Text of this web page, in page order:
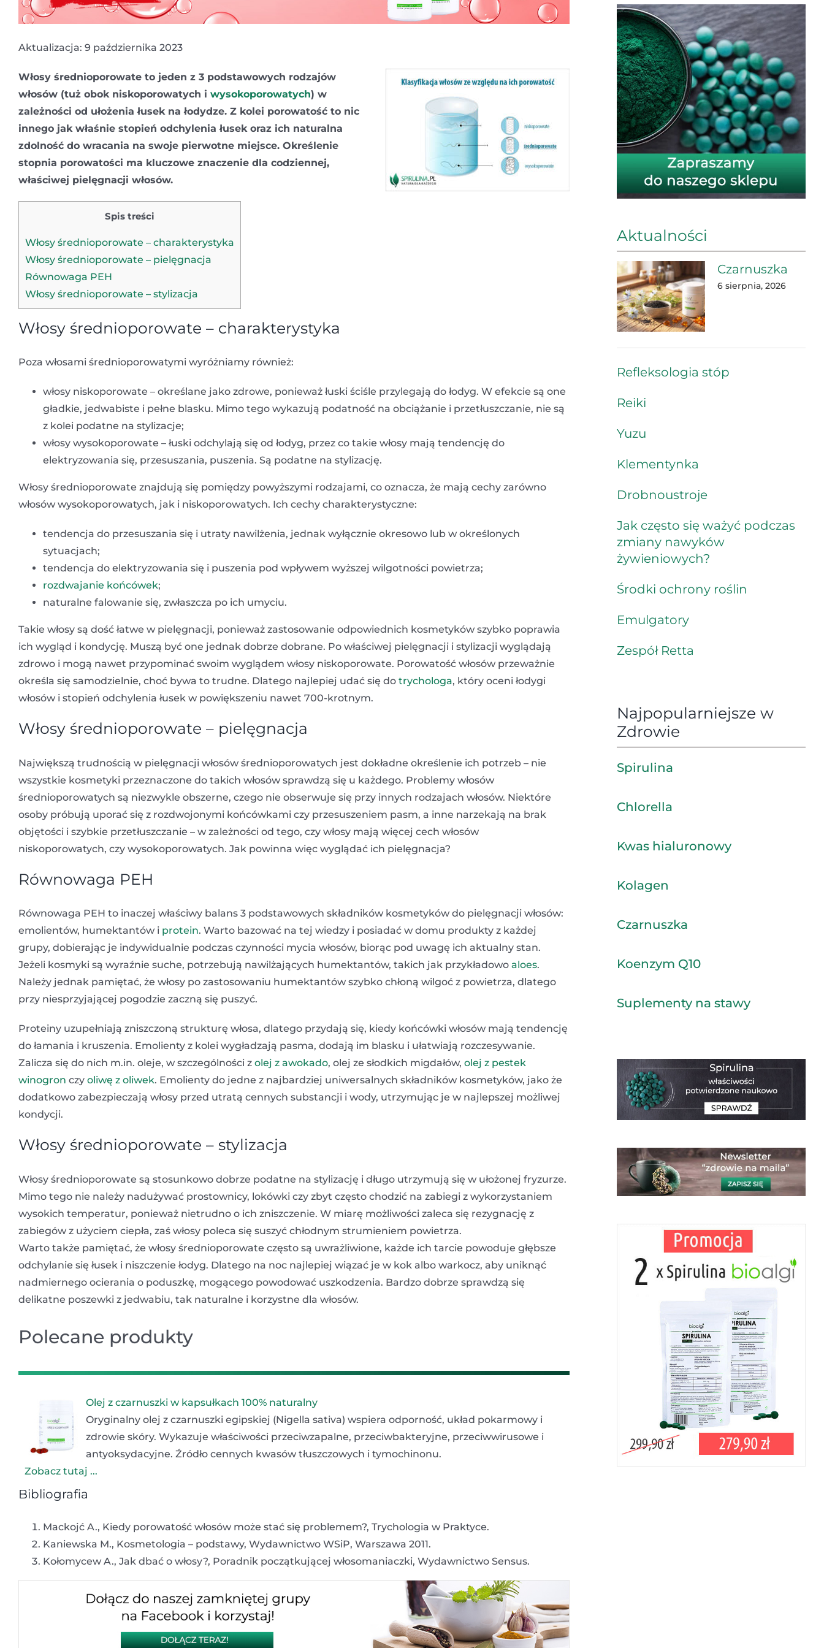
Aktualizacja: 9 października 2023
Włosy średnioporowate to jeden z 3 podstawowych rodzajów
włosów (tuż obok niskoporowatych i wysokoporowatych) w
zależności od ułożenia łusek na łodydze. Z kolei porowatość to nic
innego jak właśnie stopień odchylenia łusek oraz ich naturalna
zdolność do wracania na swoje pierwotne miejsce. Określenie
stopnia porowatości ma kluczowe znaczenie dla codziennej,
właściwej pielęgnacji włosów.
Spis treści
Włosy średnioporowate – charakterystyka
Włosy średnioporowate – pielęgnacja
Równowaga PEH
Włosy średnioporowate – stylizacja
Włosy średnioporowate – charakterystyka
Poza włosami średnioporowatymi wyróżniamy również:
włosy niskoporowate – określane jako zdrowe, ponieważ łuski ściśle przylegają do łodyg. W efekcie są one
gładkie, jedwabiste i pełne blasku. Mimo tego wykazują podatność na obciążanie i przetłuszczanie, nie są
z kolei podatne na stylizacje;
włosy wysokoporowate – łuski odchylają się od łodyg, przez co takie włosy mają tendencję do
elektryzowania się, przesuszania, puszenia. Są podatne na stylizację.
Włosy średnioporowate znajdują się pomiędzy powyższymi rodzajami, co oznacza, że mają cechy zarówno
włosów wysokoporowatych, jak i niskoporowatych. Ich cechy charakterystyczne:
tendencja do przesuszania się i utraty nawilżenia, jednak wyłącznie okresowo lub w określonych
sytuacjach;
tendencja do elektryzowania się i puszenia pod wpływem wyższej wilgotności powietrza;
rozdwajanie końcówek;
naturalne falowanie się, zwłaszcza po ich umyciu.
Takie włosy są dość łatwe w pielęgnacji, ponieważ zastosowanie odpowiednich kosmetyków szybko poprawia
ich wygląd i kondycję. Muszą być one jednak dobrze dobrane. Po właściwej pielęgnacji i stylizacji wyglądają
zdrowo i mogą nawet przypominać swoim wyglądem włosy niskoporowate. Porowatość włosów przeważnie
określa się samodzielnie, choć bywa to trudne. Dlatego najlepiej udać się do trychologa, który oceni łodygi
włosów i stopień odchylenia łusek w powiększeniu nawet 700-krotnym.
Włosy średnioporowate – pielęgnacja
Największą trudnością w pielęgnacji włosów średnioporowatych jest dokładne określenie ich potrzeb – nie
wszystkie kosmetyki przeznaczone do takich włosów sprawdzą się u każdego. Problemy włosów
średnioporowatych są niezwykle obszerne, czego nie obserwuje się przy innych rodzajach włosów. Niektóre
osoby próbują uporać się z rozdwojonymi końcówkami czy przesuszeniem pasm, a inne narzekają na brak
objętości i szybkie przetłuszczanie – w zależności od tego, czy włosy mają więcej cech włosów
niskoporowatych, czy wysokoporowatych. Jak powinna więc wyglądać ich pielęgnacja?
Równowaga PEH
Równowaga PEH to inaczej właściwy balans 3 podstawowych składników kosmetyków do pielęgnacji włosów:
emolientów, humektantów i protein. Warto bazować na tej wiedzy i posiadać w domu produkty z każdej
grupy, dobierając je indywidualnie podczas czynności mycia włosów, biorąc pod uwagę ich aktualny stan.
Jeżeli kosmyki są wyraźnie suche, potrzebują nawilżających humektantów, takich jak przykładowo aloes.
Należy jednak pamiętać, że włosy po zastosowaniu humektantów szybko chłoną wilgoć z powietrza, dlatego
przy niesprzyjającej pogodzie zaczną się puszyć.
Proteiny uzupełniają zniszczoną strukturę włosa, dlatego przydają się, kiedy końcówki włosów mają tendencję
do łamania i kruszenia. Emolienty z kolei wygładzają pasma, dodają im blasku i ułatwiają rozczesywanie.
Zalicza się do nich m.in. oleje, w szczególności z olej z awokado, olej ze słodkich migdałów, olej z pestek
winogron czy oliwę z oliwek. Emolienty do jedne z najbardziej uniwersalnych składników kosmetyków, jako że
dodatkowo zabezpieczają włosy przed utratą cennych substancji i wody, utrzymując je w najlepszej możliwej
kondycji.
Włosy średnioporowate – stylizacja
Włosy średnioporowate są stosunkowo dobrze podatne na stylizację i długo utrzymują się w ułożonej fryzurze.
Mimo tego nie należy nadużywać prostownicy, lokówki czy zbyt często chodzić na zabiegi z wykorzystaniem
wysokich temperatur, ponieważ nietrudno o ich zniszczenie. W miarę możliwości zaleca się rezygnację z
zabiegów z użyciem ciepła, zaś włosy poleca się suszyć chłodnym strumieniem powietrza.
Warto także pamiętać, że włosy średnioporowate często są uwrażliwione, każde ich tarcie powoduje głębsze
odchylanie się łusek i niszczenie łodyg. Dlatego na noc najlepiej wiązać je w kok albo warkocz, aby uniknąć
nadmiernego ocierania o poduszkę, mogącego powodować uszkodzenia. Bardzo dobrze sprawdzą się
delikatne poszewki z jedwabiu, tak naturalne i korzystne dla włosów.
Polecane produkty
Olej z czarnuszki w kapsułkach 100% naturalny
Oryginalny olej z czarnuszki egipskiej (Nigella sativa) wspiera odporność, układ pokarmowy i
zdrowie skóry. Wykazuje właściwości przeciwzapalne, przeciwbakteryjne, przeciwwirusowe i
antyoksydacyjne. Źródło cennych kwasów tłuszczowych i tymochinonu.
Zobacz tutaj ...
Bibliografia
Mackojć A., Kiedy porowatość włosów może stać się problemem?, Trychologia w Praktyce.
Kaniewska M., Kosmetologia – podstawy, Wydawnictwo WSiP, Warszawa 2011.
Kołomycew A., Jak dbać o włosy?, Poradnik początkującej włosomaniaczki, Wydawnictwo Sensus.
Aktualności
Czarnuszka
6 sierpnia, 2026
Refleksologia stóp
Reiki
Yuzu
Klementynka
Drobnoustroje
Jak często się ważyć podczas
zmiany nawyków
żywieniowych?
Środki ochrony roślin
Emulgatory
Zespół Retta
Najpopularniejsze w
Zdrowie
Spirulina
Chlorella
Kwas hialuronowy
Kolagen
Czarnuszka
Koenzym Q10
Suplementy na stawy